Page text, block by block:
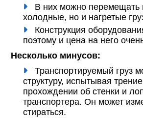
В них можно перемещать
холодные, но и нагретые
Конструкция
поэтому и цена на него
Несколько минусов:
Транспортируемый груз
структуру, испытывая
прохождении об стенки и
транспортера. Он может
стираться.